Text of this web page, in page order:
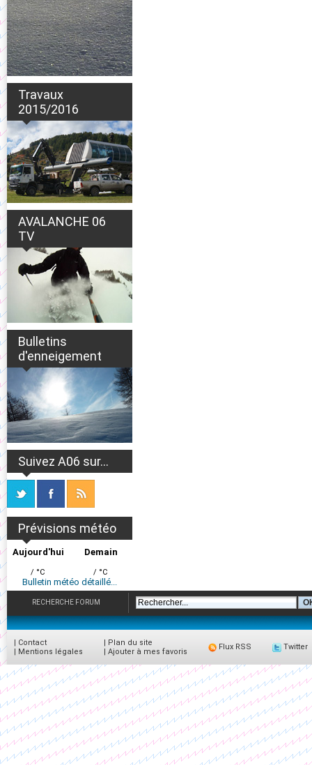
Travaux
2015/2016
AVALANCHE 06
TV
Bulletins
d'enneigement
Suivez A06 sur...
Prévisions météo
Aujourd'hui
/ °C
Demain
/ °C
Bulletin météo détaillé...
RECHERCHE FORUM
| Contact
| Mentions légales
| Plan du site
| Ajouter à mes favoris
Flux RSS Twitter